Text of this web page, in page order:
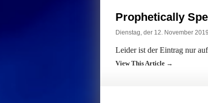
Prophetically
Dienstag, der 12. November
Leider ist der Eintrag nur
View This Article →